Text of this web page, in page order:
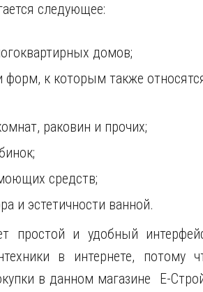
следующее:
домов;
к которым также
раковин и прочих;
средств;
и эстетичности ванной.
простой и удобный
в интернете, потому
в данном магазине Е-